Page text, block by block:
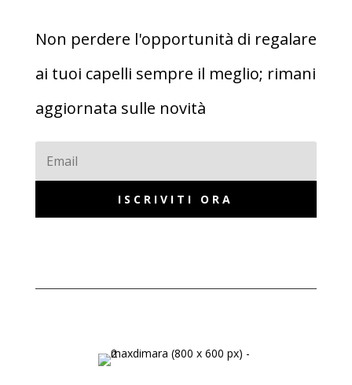
Non perdere l'opportunità di regalare
ai tuoi capelli sempre il meglio; rimani
aggiornata sulle novità
ISCRIVITI ORA